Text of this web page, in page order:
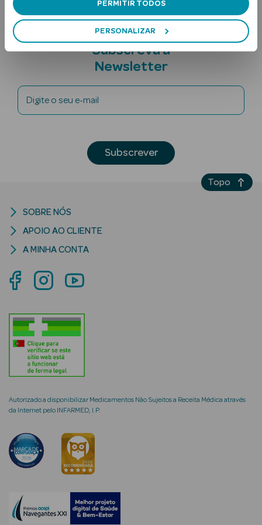
PERMITIR TODOS
PERSONALIZAR
Ver Tudo
Lábios
Solares Bebé e
Criança
Rosto e
Ver Tudo
Rosto
Séruns Faciais
Creme de Olhos
envelhecimento
Subscreva a
Newsletter
Digite o seu e-mail
Subscrever
Autorizado a disponibilizar Medicamentos Não Sujeitos a Receita Médica através
da Internet pelo INFARMED, I.P.
SOBRE NÓS
APOIO AO CLIENTE
A MINHA CONTA
Topo